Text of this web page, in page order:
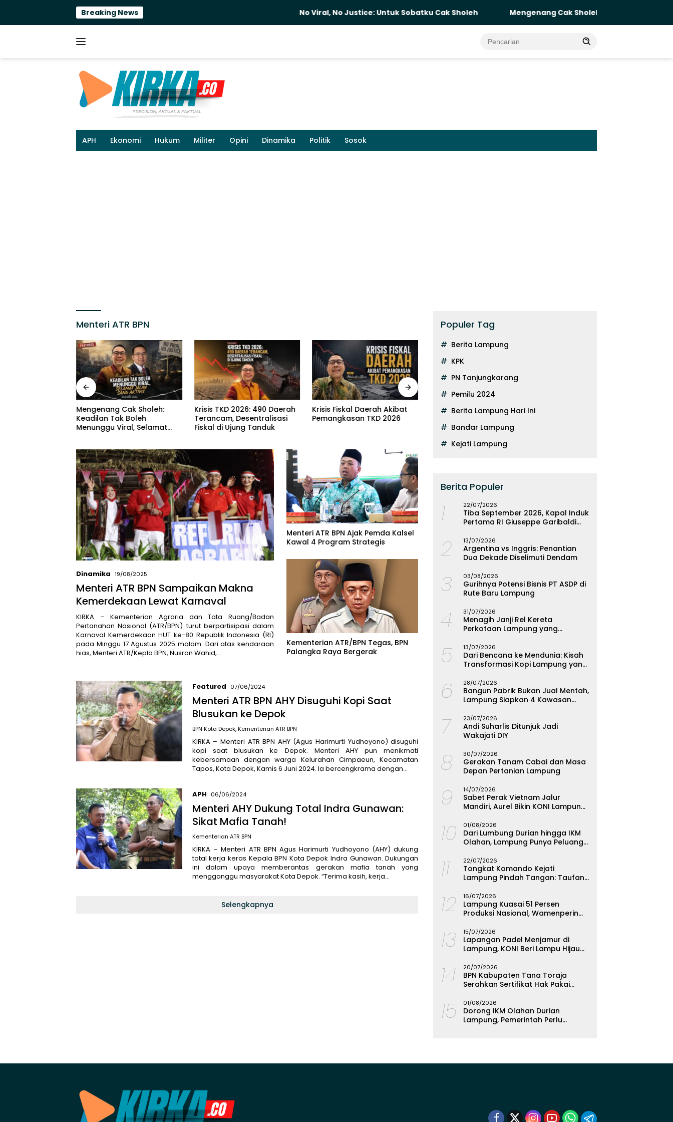
konten
Breaking News No Viral, No Justice: Untuk Sobatku Cak Sholeh Mengenang Cak Sholeh: Keadilan Tak Boleh
APH Ekonomi Hukum Militer Opini Dinamika Politik Sosok
Menteri ATR BPN
Mengenang Cak Sholeh:
Keadilan Tak Boleh
Menunggu Viral, Selamat
Krisis TKD 2026: 490 Daerah
Terancam, Desentralisasi
Fiskal di Ujung Tanduk
Krisis Fiskal Daerah Akibat
Pemangkasan TKD 2026
Ombudsman Uji Layanan
Kantor Pertanahan
Palangka Raya
Dinamika 19/08/2025
Menteri ATR BPN Sampaikan Makna
Kemerdekaan Lewat Karnaval
KIRKA – Kementerian Agraria dan Tata Ruang/Badan
Pertanahan Nasional (ATR/BPN) turut berpartisipasi dalam
Karnaval Kemerdekaan HUT ke-80 Republik Indonesia (RI)
pada Minggu 17 Agustus 2025 malam. Dari atas kendaraan
hias, Menteri ATR/Kepla BPN, Nusron Wahid,…
Menteri ATR BPN Ajak Pemda Kalsel
Kawal 4 Program Strategis
Kementerian ATR/BPN Tegas, BPN
Palangka Raya Bergerak
Featured 07/06/2024
Menteri ATR BPN AHY Disuguhi Kopi Saat
Blusukan ke Depok
BPN Kota Depok,Kementerian ATR BPN
KIRKA – Menteri ATR BPN AHY (Agus Harimurti Yudhoyono) disuguhi
kopi saat blusukan ke Depok. Menteri AHY pun menikmati
kebersamaan dengan warga Kelurahan Cimpaeun, Kecamatan
Tapos, Kota Depok, Kamis 6 Juni 2024. Ia bercengkrama dengan…
APH 06/06/2024
Menteri AHY Dukung Total Indra Gunawan:
Sikat Mafia Tanah!
Kementerian ATR BPN
KIRKA – Menteri ATR BPN Agus Harimurti Yudhoyono (AHY) dukung
total kerja keras Kepala BPN Kota Depok Indra Gunawan. Dukungan
ini dalam upaya memberantas gerakan mafia tanah yang
mengganggu masyarakat Kota Depok. “Terima kasih, kerja…
Selengkapnya
Populer Tag
Berita Lampung
KPK
PN Tanjungkarang
Pemilu 2024
Berita Lampung Hari Ini
Bandar Lampung
Kejati Lampung
Berita Populer
1 22/07/2026
Tiba September 2026, Kapal Induk
Pertama RI Giuseppe Garibaldi
2 13/07/2026
Argentina vs Inggris: Penantian
Dua Dekade Diselimuti Dendam
3 03/08/2026
Gurihnya Potensi Bisnis PT ASDP di
Rute Baru Lampung
4 31/07/2026
Menagih Janji Rel Kereta
Perkotaan Lampung yang
5 13/07/2026
Dari Bencana ke Mendunia: Kisah
Transformasi Kopi Lampung yang
6 28/07/2026
Bangun Pabrik Bukan Jual Mentah,
Lampung Siapkan 4 Kawasan
7 23/07/2026
Andi Suharlis Ditunjuk Jadi
Wakajati DIY
8 30/07/2026
Gerakan Tanam Cabai dan Masa
Depan Pertanian Lampung
9 14/07/2026
Sabet Perak Vietnam Jalur
Mandiri, Aurel Bikin KONI Lampung
10 01/08/2026
Dari Lumbung Durian hingga IKM
Olahan, Lampung Punya Peluang
11 22/07/2026
Tongkat Komando Kejati
Lampung Pindah Tangan: Taufan
Wakajati
12 16/07/2026
Lampung Kuasai 51 Persen
Produksi Nasional, Wamenperin
Olahan Singkong
13 15/07/2026
Lapangan Padel Menjamur di
Lampung, KONI Beri Lampu Hijau
14 20/07/2026
BPN Kabupaten Tana Toraja
Serahkan Sertifikat Hak Pakai
15 01/08/2026
Dorong IKM Olahan Durian
Lampung, Pemerintah Perlu